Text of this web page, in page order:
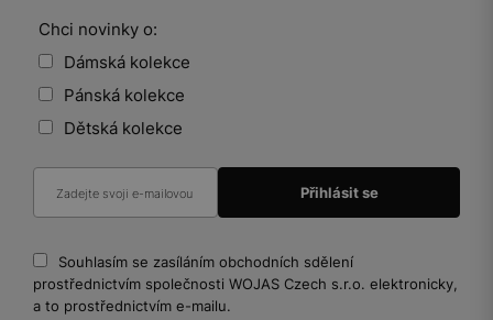
Chci novinky o:
Dámská kolekce
Pánská kolekce
Dětská kolekce
Souhlasím se zasíláním obchodních sdělení
prostřednictvím společnosti WOJAS Czech s.r.o. elektronicky,
a to prostřednictvím e-mailu.